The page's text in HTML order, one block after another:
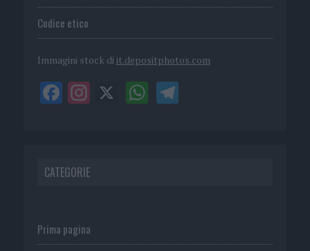
Codice etico
Immagini stock di it.depositphotos.com
CATEGORIE
Prima pagina